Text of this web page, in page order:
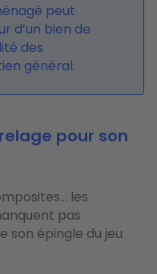
peut
d’un bien de
des
général.
pour son
les
pas
son épingle du jeu